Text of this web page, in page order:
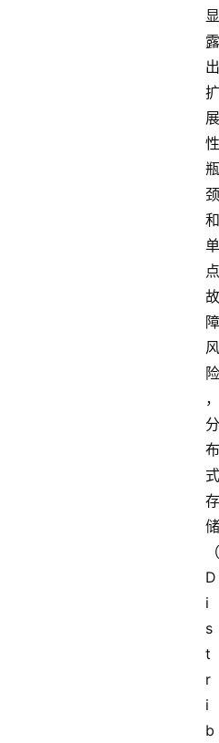
显
露
出
扩
展
性
瓶
颈
和
单
点
故
障
风
险
，
分
布
式
存
储
（
D
i
s
t
r
i
b